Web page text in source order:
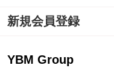
新規会員登録
YBM Group